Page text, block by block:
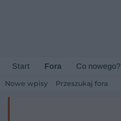
Start Fora Co nowego?
Nowe wpisy Przeszukaj fora